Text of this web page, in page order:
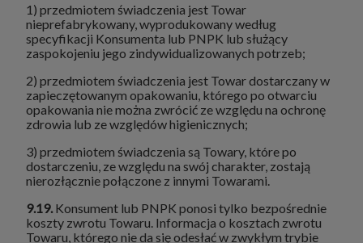
1) przedmiotem świadczenia jest Towar
nieprefabrykowany, wyprodukowany według
specyfikacji Konsumenta lub PNPK lub służący
zaspokojeniu jego zindywidualizowanych potrzeb;
2) przedmiotem świadczenia jest Towar dostarczany w
zapieczętowanym opakowaniu, którego po otwarciu
opakowania nie można zwrócić ze względu na ochronę
zdrowia lub ze względów higienicznych;
3) przedmiotem świadczenia są Towary, które po
dostarczeniu, ze względu na swój charakter, zostają
nierozłącznie połączone z innymi Towarami.
9.19. Konsument lub PNPK ponosi tylko bezpośrednie
koszty zwrotu Towaru. Informacja o kosztach zwrotu
Towaru, którego nie da się odesłać w zwykłym trybie